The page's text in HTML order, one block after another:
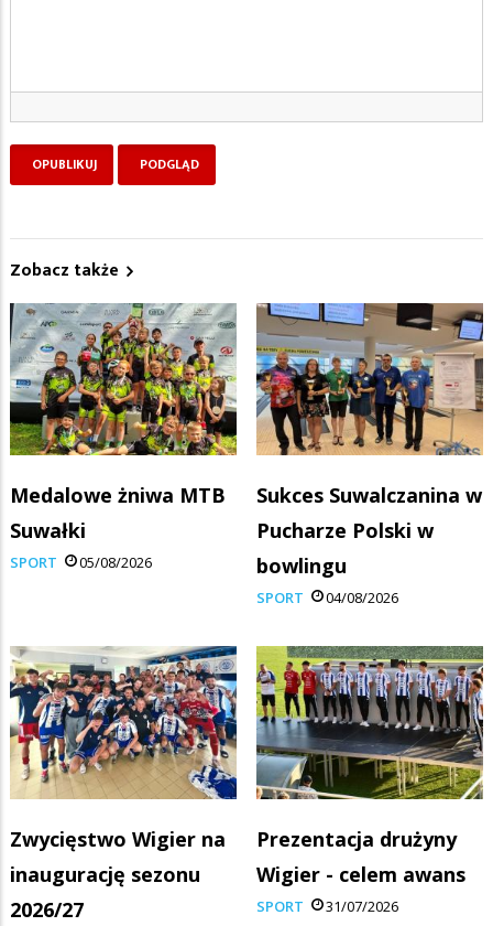
Zobacz także
Medalowe żniwa MTB
Suwałki
SPORT 05/08/2026
Sukces Suwalczanina w
Pucharze Polski w
bowlingu
SPORT 04/08/2026
Zwycięstwo Wigier na
inaugurację sezonu
2026/27
Prezentacja drużyny
Wigier - celem awans
SPORT 31/07/2026